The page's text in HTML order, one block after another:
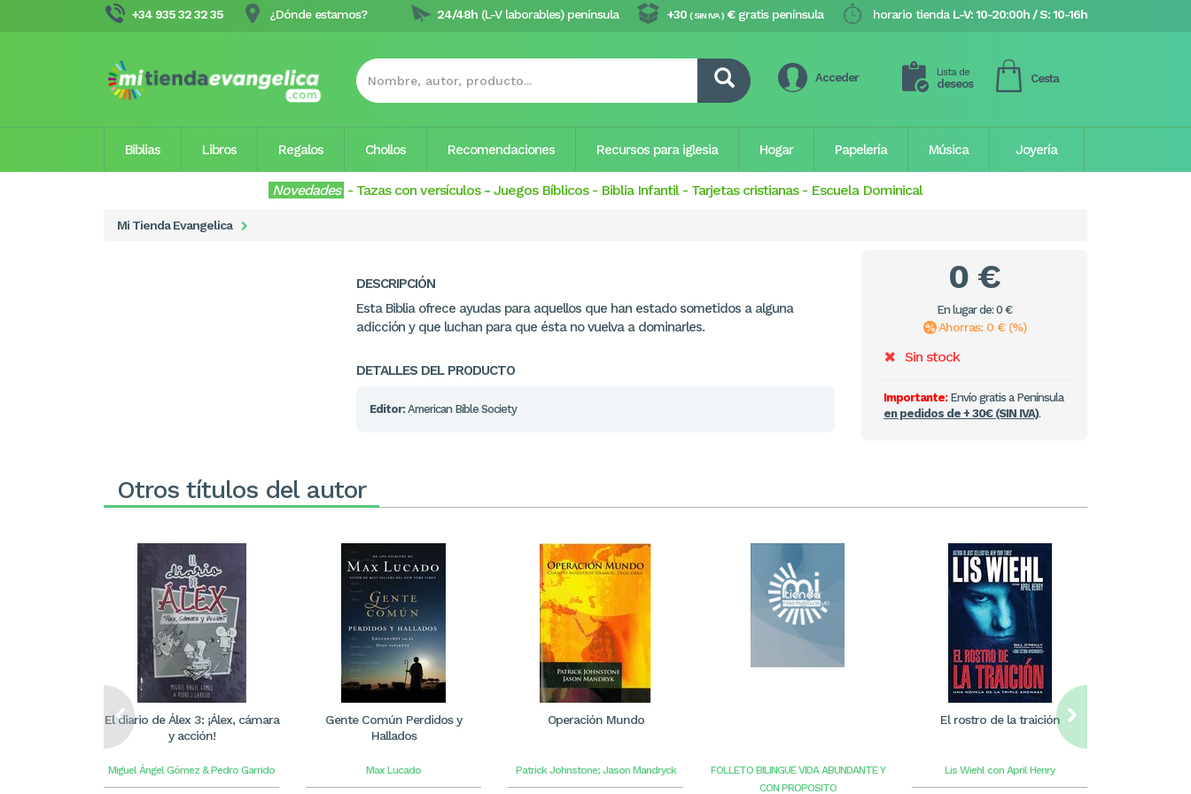
+34 935 32 32 35 ¿Dónde estamos? horario tienda L-V: 10-20:00h / S: 10-16h
+30 ( SIN IVA ) €gratis península
24/48h (L-V laborables) península
Acceder Lista de
deseos Cesta
Biblias Libros Regalos Chollos Recomendaciones Recursos para iglesia Hogar Papelería Música Joyería
Novedades - Tazas con versículos- Juegos Bíblicos- Biblia Infantil- Tarjetas cristianas - Escuela Dominical
Mi Tienda Evangelica
DESCRIPCIÓN
Esta Biblia ofrece ayudas para aquellos que han estado sometidos a alguna
adicción y que luchan para que ésta no vuelva a dominarles.
DETALLES DEL PRODUCTO
Editor: American Bible Society
0 €
En lugar de: 0 €
Ahorras: 0 € (%)
Sin stock
Importante:Envío gratis a Península
en pedidos de + 30€ (SIN IVA).
Otros títulos del autor
El diario de Álex 3: ¡Álex, cámara
y acción!
Miguel Ángel Gómez & Pedro Garrido
Gente Común Perdidos y
Hallados
Max Lucado
Operación Mundo
Patrick Johnstone; Jason Mandryck
FOLLETO BILINGUE VIDA ABUNDANTE Y
CON PROPOSITO
El rostro de la traición
Lis Wiehl con April Henry